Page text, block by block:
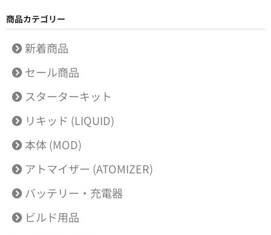
商品カテゴリー
新着商品
セール商品
スターターキット
リキッド (LIQUID)
本体 (MOD)
アトマイザー (ATOMIZER)
バッテリー・充電器
ビルド用品